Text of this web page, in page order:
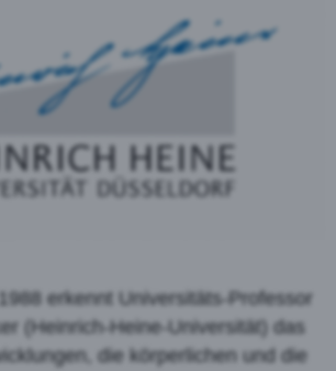
erkennt Universitäts-Professor
(Heinrich-Heine-Universität) das
die körperlichen und die